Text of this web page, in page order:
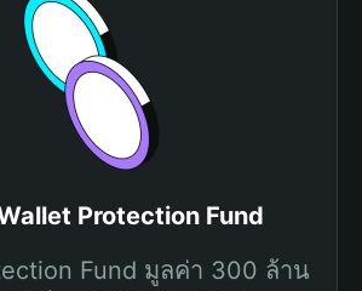
Protection Fund
Fund มูลค่า 300 ล้าน